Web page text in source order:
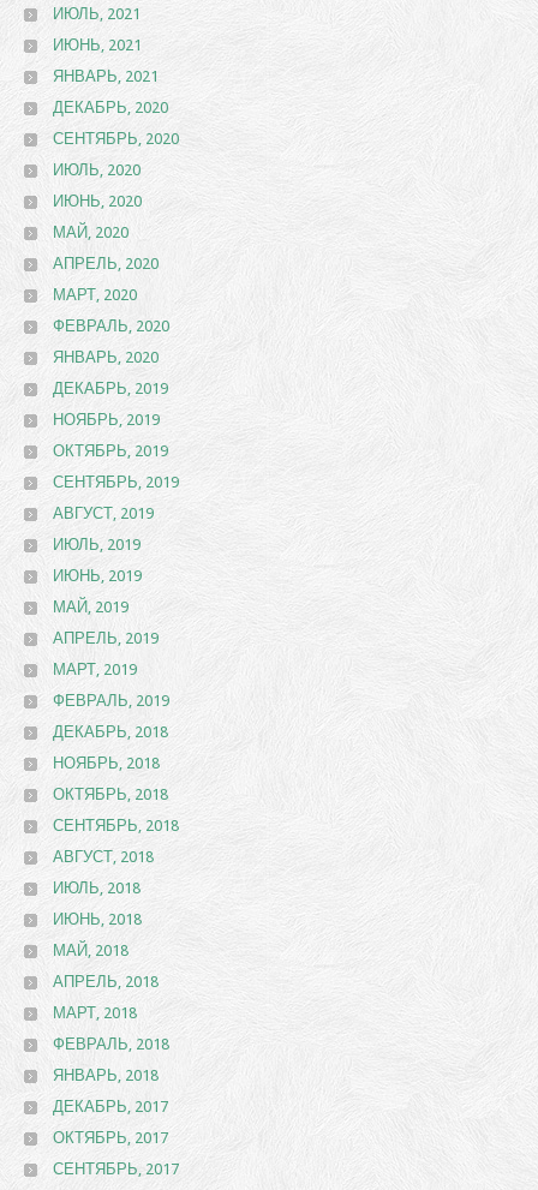
ИЮЛЬ, 2021
ИЮНЬ, 2021
ЯНВАРЬ, 2021
ДЕКАБРЬ, 2020
СЕНТЯБРЬ, 2020
ИЮЛЬ, 2020
ИЮНЬ, 2020
МАЙ, 2020
АПРЕЛЬ, 2020
МАРТ, 2020
ФЕВРАЛЬ, 2020
ЯНВАРЬ, 2020
ДЕКАБРЬ, 2019
НОЯБРЬ, 2019
ОКТЯБРЬ, 2019
СЕНТЯБРЬ, 2019
АВГУСТ, 2019
ИЮЛЬ, 2019
ИЮНЬ, 2019
МАЙ, 2019
АПРЕЛЬ, 2019
МАРТ, 2019
ФЕВРАЛЬ, 2019
ДЕКАБРЬ, 2018
НОЯБРЬ, 2018
ОКТЯБРЬ, 2018
СЕНТЯБРЬ, 2018
АВГУСТ, 2018
ИЮЛЬ, 2018
ИЮНЬ, 2018
МАЙ, 2018
АПРЕЛЬ, 2018
МАРТ, 2018
ФЕВРАЛЬ, 2018
ЯНВАРЬ, 2018
ДЕКАБРЬ, 2017
ОКТЯБРЬ, 2017
СЕНТЯБРЬ, 2017